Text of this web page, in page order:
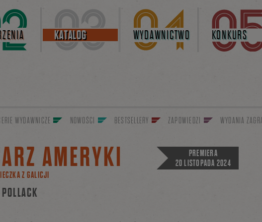
KATALOG WYDAWNICTWO KONKURS
WYDAWNICZE NOWOŚCI BESTSELLERY ZAPOWIEDZI WYDANIA
AMERYKI
Z GALICJI
PREMIERA
20 LISTOPADA 2024